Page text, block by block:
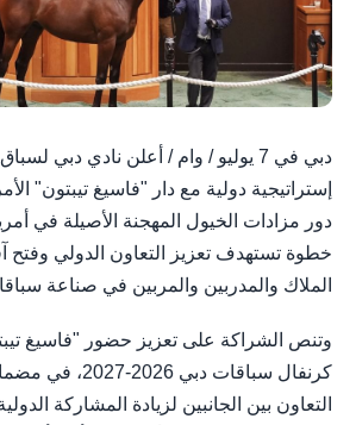
دبي في 7 يوليو / وام / أعلن نادي دبي
إستراتيجية دولية مع دار "فاسيغ تيبتون"
دور مزادات الخيول المهجنة الأصيلة في
خطوة تستهدف تعزيز التعاون الدولي وفتح
الملاك والمدربين والمربين في صناعة
وتنص الشراكة على تعزيز حضور "فاسيغ
كرنفال سباقات دبي
التعاون بين الجانبين لزيادة المشاركة